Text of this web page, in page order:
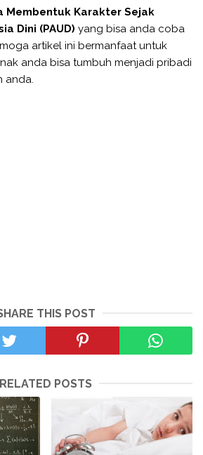
Membentuk Karakter Sejak
Dini (PAUD) yang bisa anda coba
artikel ini bermanfaat untuk
anda bisa tumbuh menjadi pribadi
anda.
THIS POST
RELATED POSTS